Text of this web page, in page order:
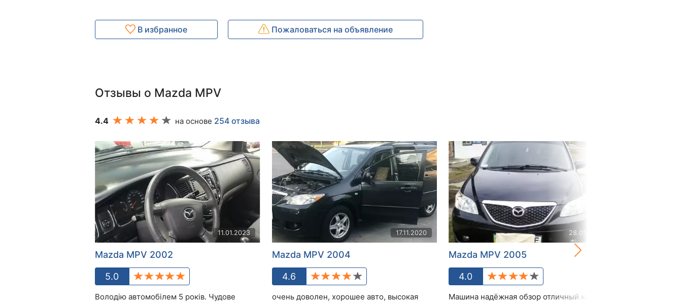
В избранное Пожаловаться на объявление
Отзывы о Mazda MPV
4.4 на основе 254 отзыва
11.01.2023
Mazda MPV 2002
5.0
Володію автомобілем 5 років. Чудове
17.11.2020
Mazda MPV 2004
4.6
очень доволен, хорошее авто, высокая
28.01.2020
Mazda MPV 2005
4.0
Машина надёжная обзор отличный клиренс